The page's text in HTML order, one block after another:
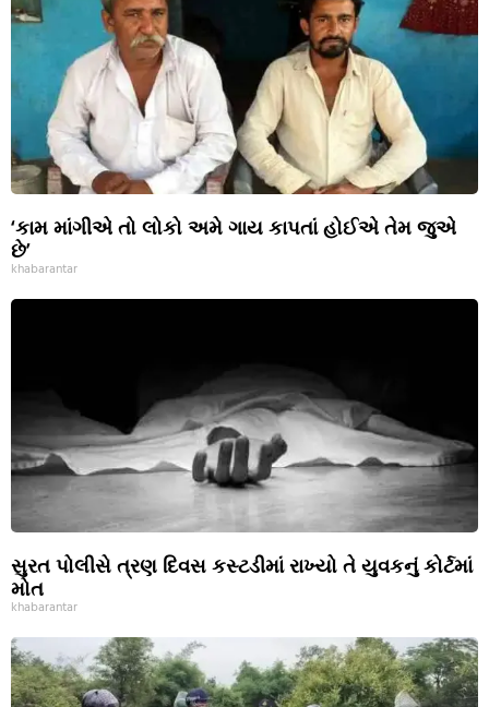
‘કામ માંગીએ તો લોકો અમે ગાય કાપતાં હોઈએ તેમ જુએ
છે’
khabarantar
સુરત પોલીસે ત્રણ દિવસ કસ્ટડીમાં રાખ્યો તે યુવકનું કોર્ટમાં
મોત
khabarantar